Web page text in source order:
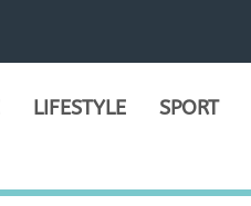
LIFESTYLE SPORT